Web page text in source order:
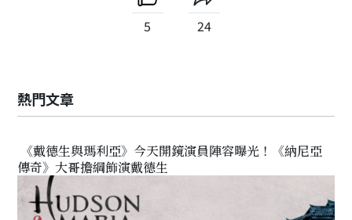
5 24
熱門文章
《戴德生與瑪利亞》今天開鏡演員陣容曝光！《納尼亞
傳奇》大哥擔綱飾演戴德生